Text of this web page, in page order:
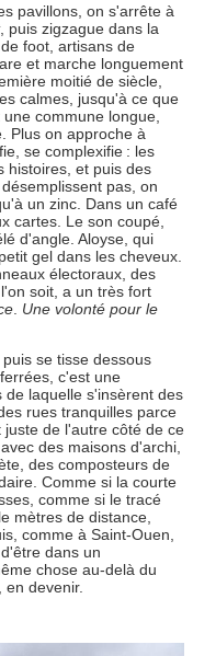
pavillons, on s'arrête à
, puis zigzague dans la
foot, artisans de
et marche longuement
moitié de siècle,
calmes, jusqu'à ce que
commune longue,
Plus on approche à
se complexifie : les
histoires, et puis des
pas, on
un zinc. Dans un café
cartes. Le son coupé,
d'angle. Aloyse, qui
gel dans les cheveux.
électoraux, des
soit, a un très fort
. Une volonté pour le
se tisse dessous
c'est une
de laquelle s'insèrent des
rues tranquilles parce
de l'autre côté de ce
des maisons d'archi,
des composteurs de
Comme si la courte
comme si le tracé
mètres de distance,
comme à Saint-Ouen,
dans un
chose au-delà du
devenir.